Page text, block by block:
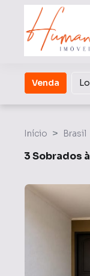
Venda
Início Brasil
3 Sobrados